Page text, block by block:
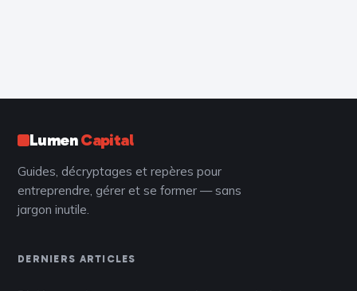
LumenCapital
Guides, décryptages et repères pour
entreprendre, gérer et se former — sans
jargon inutile.
DERNIERS ARTICLES